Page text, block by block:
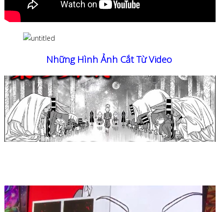
Những Hình Ảnh Cắt Từ Video